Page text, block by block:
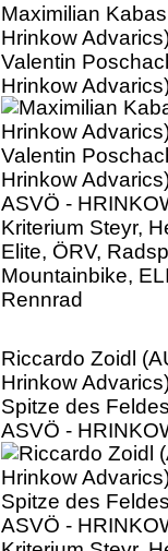
Maximilian
Hrinkow
Valentin
Hrinkow
ASVÖ -
Kriterium Steyr,
Elite, ÖRV,
Mountainbike,
Rennrad
Riccardo Zoidl
Hrinkow
Spitze des
ASVÖ -
Kriterium Steyr,
Elite, ÖRV,
Mountainbike,
Rennrad